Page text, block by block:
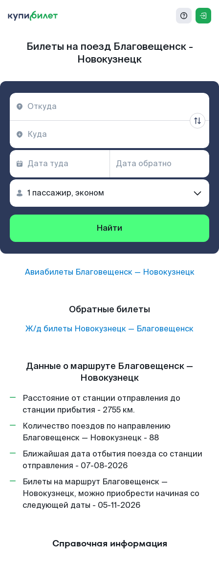
Билеты на поезд Благовещенск -
Новокузнецк
Найти
Авиабилеты Благовещенск— Новокузнецк
Обратные билеты
Ж/д билеты Новокузнецк — Благовещенск
Данные о маршруте Благовещенск —
Новокузнецк
Расстояние от станции отправления до
станции прибытия - 2755 км.
Количество поездов по направлению
Благовещенск — Новокузнецк - 88
Ближайшая дата отбытия поезда со станции
отправления - 07-08-2026
Билеты на маршрут Благовещенск —
Новокузнецк, можно приобрести начиная со
следующей даты - 05-11-2026
Справочная информация